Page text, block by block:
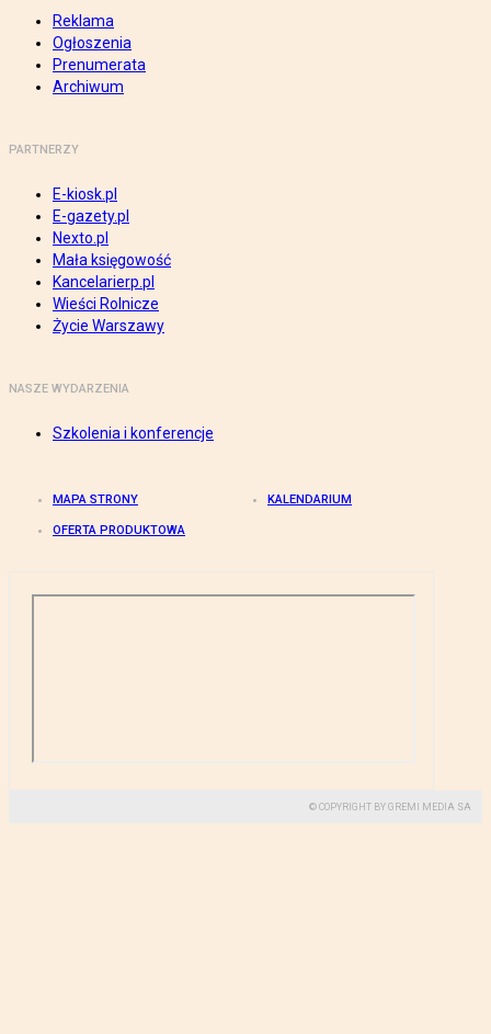
Reklama
Ogłoszenia
Prenumerata
Archiwum
PARTNERZY
E-kiosk.pl
E-gazety.pl
Nexto.pl
Mała księgowość
Kancelarierp.pl
Wieści Rolnicze
Życie Warszawy
NASZE WYDARZENIA
Szkolenia i konferencje
MAPA STRONY KALENDARIUM
OFERTA PRODUKTOWA
© COPYRIGHT BY GREMI MEDIA SA